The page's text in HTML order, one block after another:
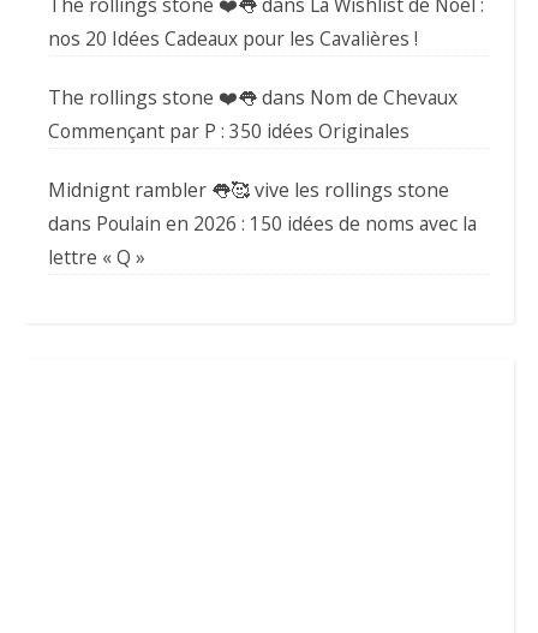
nos 20 Idées Cadeaux pour les Cavalières !
The rollings stone ❤️👅dans Nom de Chevaux
Commençant par P : 350 idées Originales
Midnignt rambler 👅🥰 vive les rollings stone
dans Poulain en 2026 : 150 idées de noms avec la
lettre « Q »